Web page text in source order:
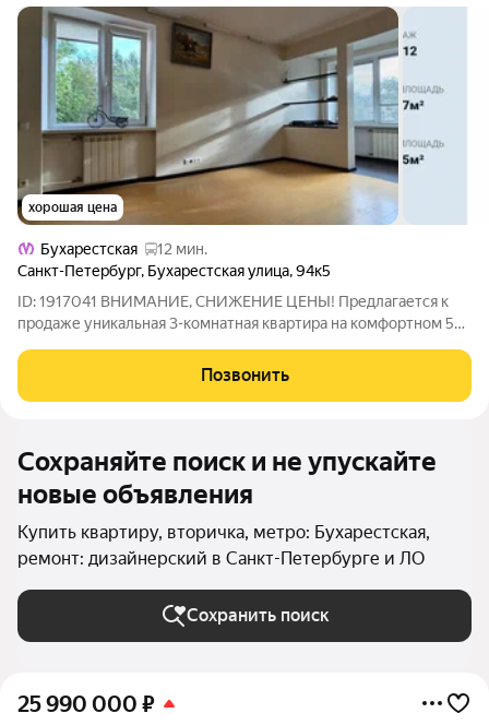
хорошая цена
Бухарестская
12 мин.
Санкт-Петербург, Бухарестская улица,94к5
ID: 1917041 ВНИМАНИЕ, СНИЖЕНИЕ ЦЕНЫ! Предлагается к
продаже уникальная 3-комнатная квартира на комфортном 5
взглянуть на фотографии и на план квартиры, чтобы убедиться
в этом! Благодаря
Позвонить
Сохраняйте поиск и не упускайте
новые объявления
Купить квартиру, вторичка, метро: Бухарестская,
ремонт: дизайнерский в Санкт-Петербурге и ЛО
Сохранить поиск
25 990 000 ₽